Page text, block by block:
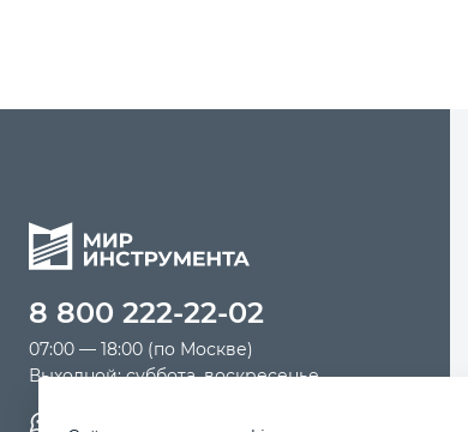
8 800 222-22-02
07:00 — 18:00 (по Москве)
Выходной: суббота, воскресенье